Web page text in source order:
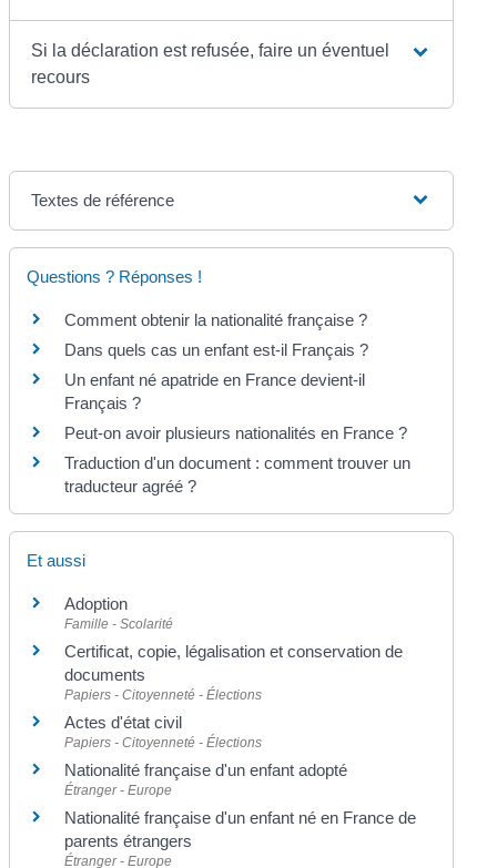
Si la déclaration est refusée, faire un éventuel
recours
Textes de référence
Questions ? Réponses !
Comment obtenir la nationalité française ?
Dans quels cas un enfant est-il Français ?
Un enfant né apatride en France devient-il
Français ?
Peut-on avoir plusieurs nationalités en France ?
Traduction d'un document : comment trouver un
traducteur agréé ?
Et aussi
Adoption
Famille - Scolarité
Certificat, copie, légalisation et conservation de
documents
Papiers - Citoyenneté - Élections
Actes d'état civil
Papiers - Citoyenneté - Élections
Nationalité française d'un enfant adopté
Étranger - Europe
Nationalité française d'un enfant né en France de
parents étrangers
Étranger - Europe